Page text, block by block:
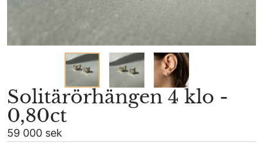
Solitärörhängen 4 klo -
0,80ct
59 000 sek